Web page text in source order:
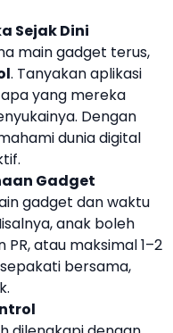
Sejak Dini
main gadget terus,
. Tanyakan aplikasi
yang mereka
Dengan
dunia digital
Gadget
gadget dan waktu
anak boleh
atau maksimal 1–2
bersama,